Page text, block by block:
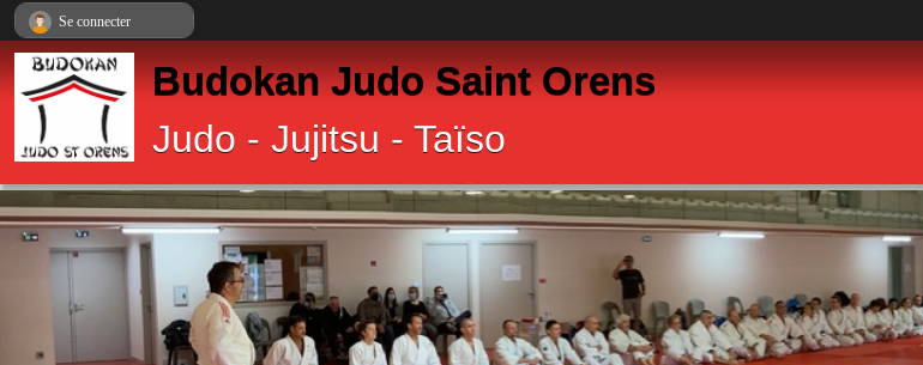
Budokan Judo Saint Orens
Judo - Jujitsu - Taïso
Se connecter
Panneau de gestion des cookies